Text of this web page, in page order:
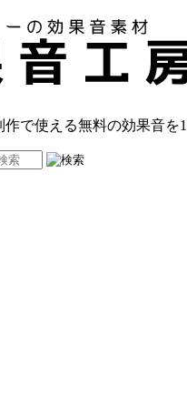
で使える無料の効果音を